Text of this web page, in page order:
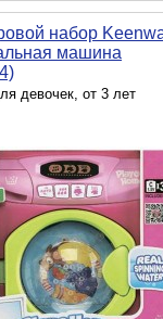
набор
машина
девочек, от 3 лет